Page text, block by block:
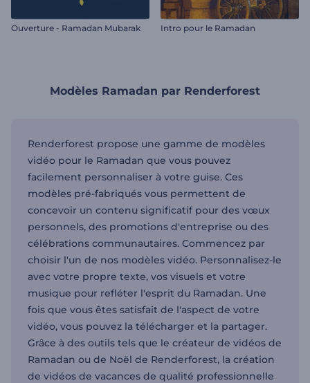
Ouverture - Ramadan Mubarak Intro pour le Ramadan
Modèles Ramadan par Renderforest
Renderforest propose une gamme de modèles
vidéo pour le Ramadan que vous pouvez
facilement personnaliser à votre guise. Ces
modèles pré-fabriqués vous permettent de
concevoir un contenu significatif pour des vœux
personnels, des promotions d'entreprise ou des
célébrations communautaires. Commencez par
choisir l'un de nos modèles vidéo. Personnalisez-le
avec votre propre texte, vos visuels et votre
musique pour refléter l'esprit du Ramadan. Une
fois que vous êtes satisfait de l'aspect de votre
vidéo, vous pouvez la télécharger et la partager.
Grâce à des outils tels que le créateur de vidéos de
Ramadan ou de Noël de Renderforest, la création
de vidéos de vacances de qualité professionnelle